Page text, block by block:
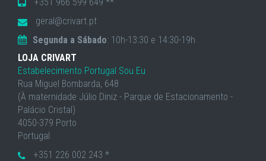
geral@crivart.pt
Segunda a Sábado: 10h-13:30 e 14:30-19h
LOJA CRIVART
Estabelecimento Portugal Sou Eu
Rua Miguel Bombarda, 648
(À maternidade Júlio Diniz - Parque de Estacionamento -
Palácio Cristal)
4050-379 Porto
Portugal
+351 226 002 243 *